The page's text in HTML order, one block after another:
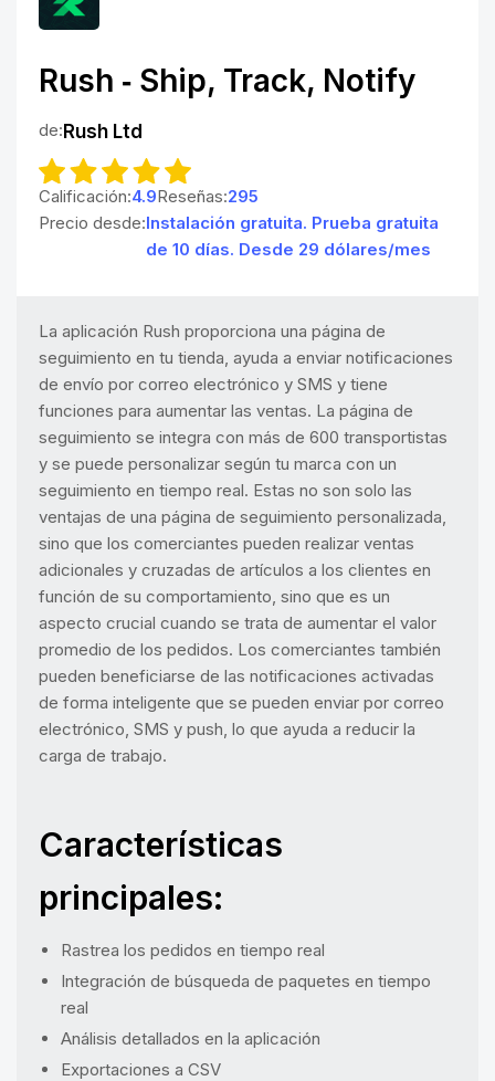
Rush ‑ Ship, Track, Notify
de: Rush Ltd
Calificación:4.9Reseñas:295
Precio desde:Instalación gratuita. Prueba gratuita
de 10 días. Desde 29 dólares/mes
La aplicación Rush proporciona una página de
seguimiento en tu tienda, ayuda a enviar notificaciones
de envío por correo electrónico y SMS y tiene
funciones para aumentar las ventas. La página de
seguimiento se integra con más de 600 transportistas
y se puede personalizar según tu marca con un
seguimiento en tiempo real. Estas no son solo las
ventajas de una página de seguimiento personalizada,
sino que los comerciantes pueden realizar ventas
adicionales y cruzadas de artículos a los clientes en
función de su comportamiento, sino que es un
aspecto crucial cuando se trata de aumentar el valor
promedio de los pedidos. Los comerciantes también
pueden beneficiarse de las notificaciones activadas
de forma inteligente que se pueden enviar por correo
electrónico, SMS y push, lo que ayuda a reducir la
carga de trabajo.
Características
principales:
Rastrea los pedidos en tiempo real
Integración de búsqueda de paquetes en tiempo
real
Análisis detallados en la aplicación
Exportaciones a CSV